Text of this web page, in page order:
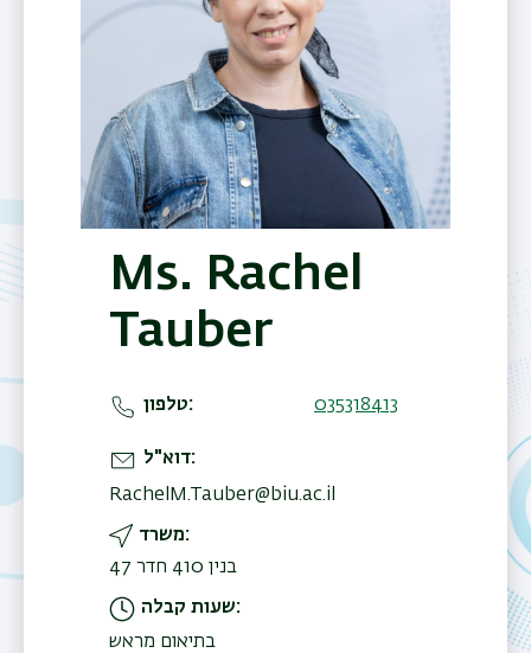
Ms. Rachel
Tauber
טלפון 035318413
דוא"ל
RachelM.Tauber@biu.ac.il
משרד
בנין 410 חדר 47
שעות קבלה
בתיאום מראש